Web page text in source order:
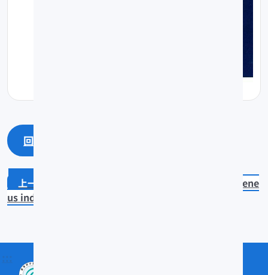
回上一頁
Parupene
us indicus
:::